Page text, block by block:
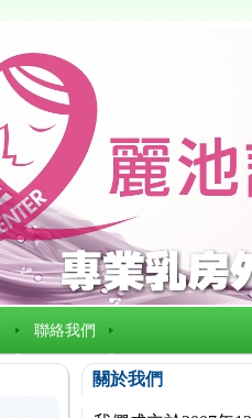
聯絡我們
關於我們